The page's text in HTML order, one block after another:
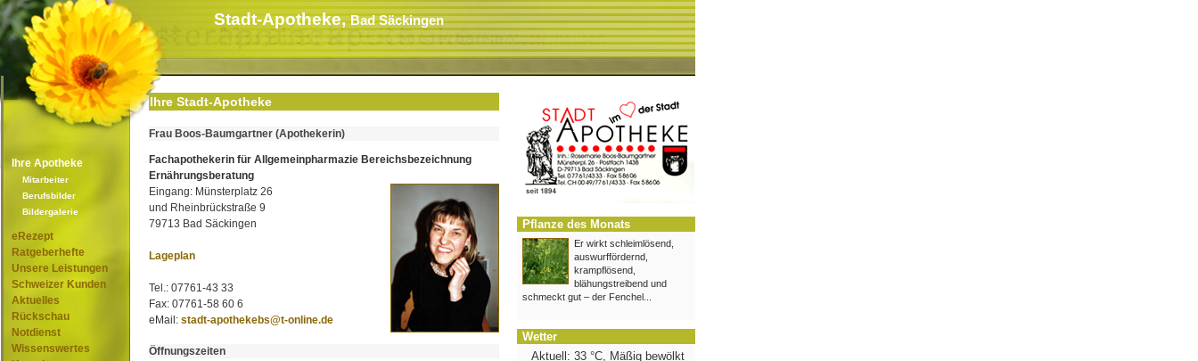
Stadt-Apotheke,Bad Säckingen
Ihre Apotheke
Mitarbeiter
Berufsbilder
Bildergalerie
eRezept
Ratgeberhefte
Unsere Leistungen
Schweizer Kunden
Aktuelles
Rückschau
Notdienst
Wissenswertes
Ihre Stadt-Apotheke
Frau Boos-Baumgartner (Apothekerin)
Fachapothekerin für Allgemeinpharmazie Bereichsbezeichnung
Ernährungsberatung
Eingang: Münsterplatz 26
und Rheinbrückstraße 9
79713 Bad Säckingen
Lageplan
Tel.: 07761-43 33
Fax: 07761-58 60 6
eMail: stadt-apothekebs@t-online.de
Öffnungszeiten
Pflanze des Monats
Er wirkt schleimlösend,
auswurffördernd,
krampflösend,
blähungstreibend und
schmeckt gut – der Fenchel...
Wetter
Aktuell: 33 °C, Mäßig bewölkt